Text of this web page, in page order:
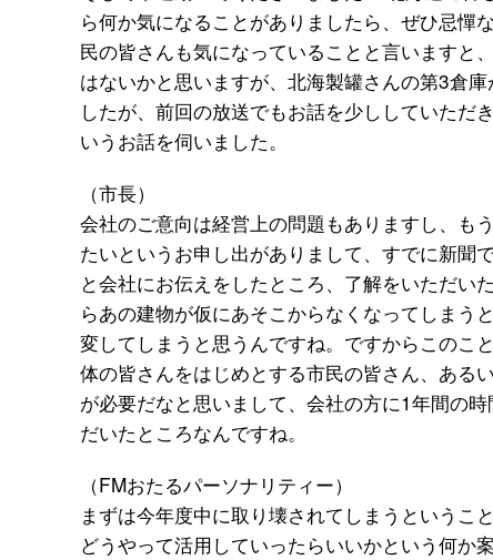
ら何か気になることがありましたら、ぜひ忌憚
民の皆さんも気になっていることと言いますと
はないかと思いますが、北海製罐さんの第3倉
したが、前回の放送でもお話を少ししていただ
いうお話を伺いました。
（市長）
会社のご意向は経営上の問題もありますし、も
たいというお申し出がありまして、すでに新聞
と会社にお伝えをしたところ、了解をいただい
らあの建物が仮にあそこからなくなってしまう
変してしまうと思うんですね。ですからこのこ
体の皆さんをはじめとする市民の皆さん、ある
が必要だなと思いまして、会社の方に1年間の
だいたところなんですね。
（FMおたるパーソナリティー）
まずは今年度中に取り壊されてしまうというこ
どうやって活用していったらいいかという何か